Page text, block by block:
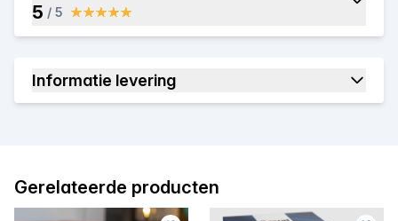
5 / 5
Informatie levering
Gerelateerde producten